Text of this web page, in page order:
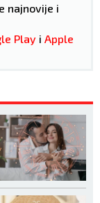
najnovije i
Play i Apple